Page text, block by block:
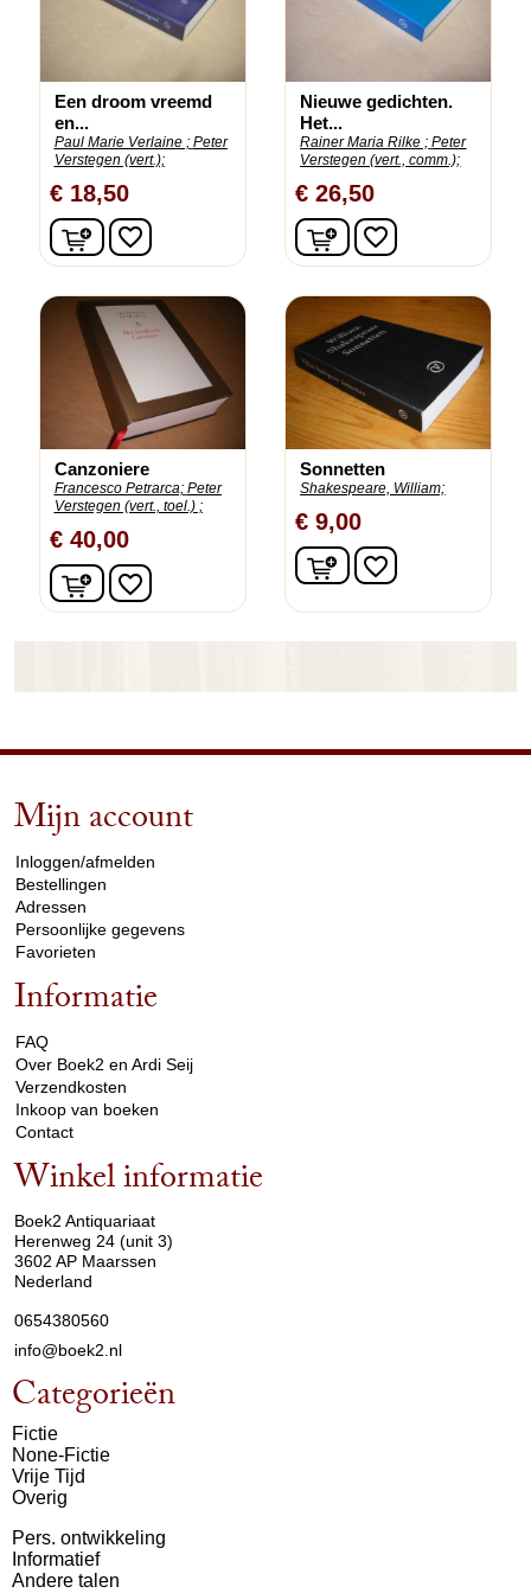
Een droom vreemd
en...
Paul Marie Verlaine ; Peter
Verstegen (vert.);
€ 18,50
In winkelwagen
favorite_border
Nieuwe gedichten.
Het...
Rainer Maria Rilke ; Peter
Verstegen (vert., comm.);
€ 26,50
In winkelwagen
favorite_border
Canzoniere
Francesco Petrarca; Peter
Verstegen (vert., toel.) ;
€ 40,00
In winkelwagen
favorite_border
Sonnetten
Shakespeare, William;
€ 9,00
In winkelwagen
favorite_border
Mijn account
Inloggen/afmelden
Bestellingen
Adressen
Persoonlijke gegevens
Favorieten
Informatie
FAQ
Over Boek2 en Ardi Seij
Verzendkosten
Inkoop van boeken
Contact
Winkel informatie
Boek2 Antiquariaat
Herenweg 24 (unit 3)
3602 AP Maarssen
Nederland
0654380560
info@boek2.nl
Categorieën
Fictie
None-Fictie
Vrije Tijd
Overig
Pers. ontwikkeling
Informatief
Andere talen